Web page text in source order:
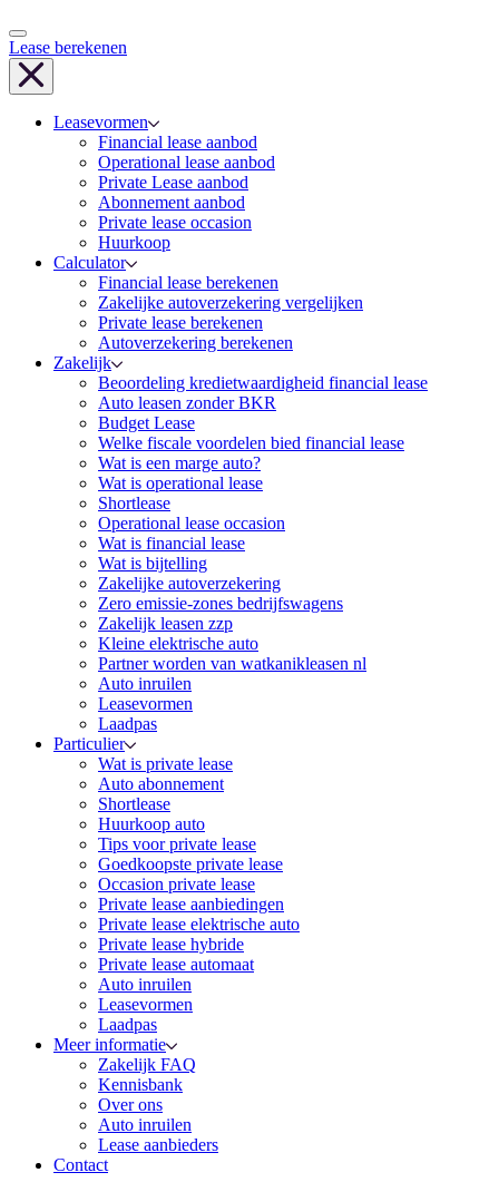
Lease berekenen
Leasevormen
Financial lease aanbod
Operational lease aanbod
Private Lease aanbod
Abonnement aanbod
Private lease occasion
Huurkoop
Calculator
Financial lease berekenen
Zakelijke autoverzekering vergelijken
Private lease berekenen
Autoverzekering berekenen
Zakelijk
Beoordeling kredietwaardigheid financial lease
Auto leasen zonder BKR
Budget Lease
Welke fiscale voordelen bied financial lease
Wat is een marge auto?
Wat is operational lease
Shortlease
Operational lease occasion
Wat is financial lease
Wat is bijtelling
Zakelijke autoverzekering
Zero emissie-zones bedrijfswagens
Zakelijk leasen zzp
Kleine elektrische auto
Partner worden van watkanikleasen nl
Auto inruilen
Leasevormen
Laadpas
Particulier
Wat is private lease
Auto abonnement
Shortlease
Huurkoop auto
Tips voor private lease
Goedkoopste private lease
Occasion private lease
Private lease aanbiedingen
Private lease elektrische auto
Private lease hybride
Private lease automaat
Auto inruilen
Leasevormen
Laadpas
Meer informatie
Zakelijk FAQ
Kennisbank
Over ons
Auto inruilen
Lease aanbieders
Contact